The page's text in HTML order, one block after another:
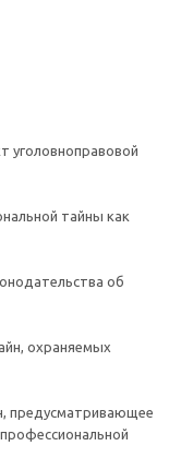
уголовноправовой
тайны как
об
охраняемых
предусматривающее